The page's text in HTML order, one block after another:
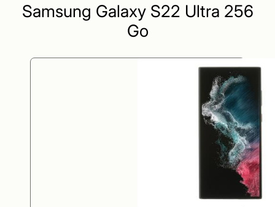
Samsung Galaxy S22 Ultra 256
Go